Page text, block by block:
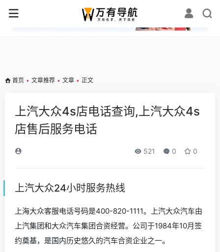
✕
首页 • 文章推荐 • 文章 • 正文
上汽大众4s店电话查询,上汽大众4s
店售后服务电话
521 0 0
上汽大众24小时服务热线
上海大众客服电话号码是400-820-1111。上汽大众汽车由
上汽集团和大众汽车集团合资经营。公司于1984年10月签
约奠基，是国内历史悠久的汽车合资企业之一。